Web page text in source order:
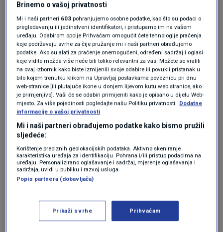
regulatora.
Lijek protiv inflacije je
tržište savršene
konkurencije
Brinemo o vašoj privatnosti
Mi i naši partneri 603 pohranjujemo osobne podatke, kao što su podaci o
pregledavanju ili jedinstveni identifikatori, i pristupamo im na vašem
uređaju. Odabirom opcije Prihvaćam omogućit ćete tehnologije praćenja
koje podržavaju svrhe za čije pružanje mi i naši partneri obrađujemo
podatke. Ako su alati za praćenje onemogućeni, određeni sadržaj i oglasi
koje vidite možda više neće biti toliko relevantni za vas. Možete se vratiti
na ovaj izbornik kako biste izmijenili svoje odabire ili povukli pristanak u
bilo kojem trenutku klikom na Upravljaj postavkama poveznicu pri dnu
web-stranice [ili plutajuće ikone u donjem lijevom kutu web stranice, ako
je primjenjivo]. Vaši će se odabiri primijeniti kako je opisano u dijelu Web-
mjesto. Za više pojedinosti pogledajte našu Politiku privatnosti. Dodatne
informacije o vašoj privatnosti
Mi i naši partneri obrađujemo podatke kako bismo pružili
sljedeće:
Korištenje preciznih geolokacijskih podataka. Aktivno skeniranje
karakteristika uređaja za identifikaciju. Pohrana i/ili pristup podacima na
uređaju. Personalizirano oglašavanje i sadržaj, mjerenje oglašavanja i
sadržaja, uvidi u publiku i razvoj usluga.
Popis partnera (dobavljača)
Prikaži svrhe Prihvaćam